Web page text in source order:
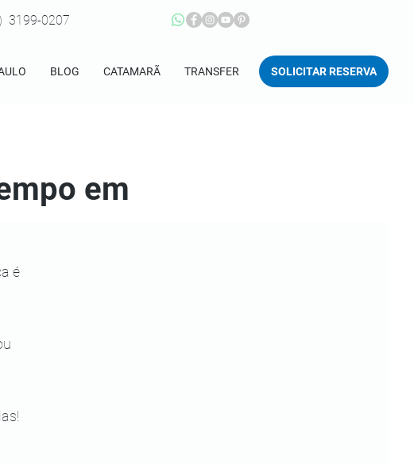
BLOG CATAMARÃ TRANSFER SOLICITAR RESERVA
3199-0207
é
em